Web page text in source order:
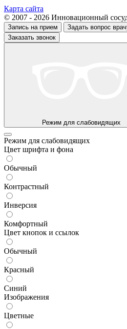
Карта сайта
© 2007 - 2026 Инновационный
Запись на прием Задать вопрос
Заказать звонок
Режим для слабовидящих
Режим для слабовидящих
Цвет шрифта и фона
Обычный
Контрастный
Инверсия
Комфортный
Цвет кнопок и ссылок
Обычный
Красный
Синий
Изображения
Цветные